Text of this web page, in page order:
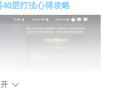
层打法心得攻略